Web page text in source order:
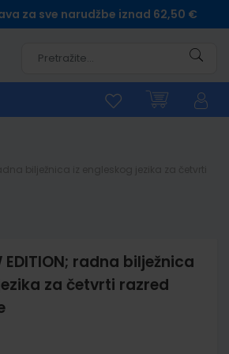
za sve narudžbe iznad 62,50 €
EDITION; radna bilježnica
za četvrti razred